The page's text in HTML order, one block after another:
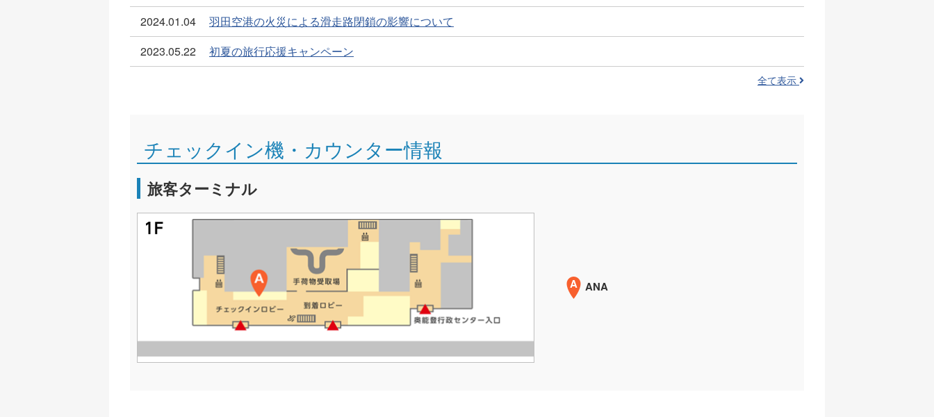
2024.01.04
羽田空港の火災による滑走路閉鎖の影響について
2023.05.22
初夏の旅行応援キャンペーン
全て表示
チェックイン機・カウンター情報
旅客ターミナル
A ANA